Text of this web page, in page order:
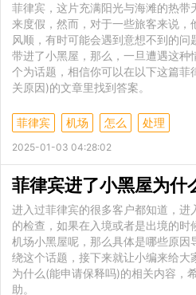
菲律宾，这片充满阳光与海滩的热带
来度假，然而，对于一些旅客来说
风顺，有时可能会遇到意想不到的
带进了小黑屋，那么，一旦遭遇这种
个为话题，相信你可以在以下这篇菲
关原因)的文章里找到答案。
菲律宾 机场 怎么 处理
2025-01-03 04:28:02
菲律宾进了小黑屋为什
进入过菲律宾的很多客户都知道，进
的检查，如果在入境或者是出境的时
机场小黑屋呢，那么具体是哪些原因
绕这个话题，接下来就让小编来给大
为什么(能申请保释吗)的相关内容，
助。